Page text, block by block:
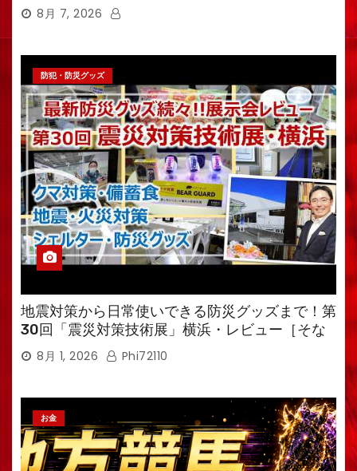
8月 7, 2026
防犯・防災グッズ
地震対策から日常使いできる防災グッズまで！第
30回「震災対策技術展」横浜・レビュー［そな
えるTV・高荷智也］
8月 1, 2026 Phi72110
お金